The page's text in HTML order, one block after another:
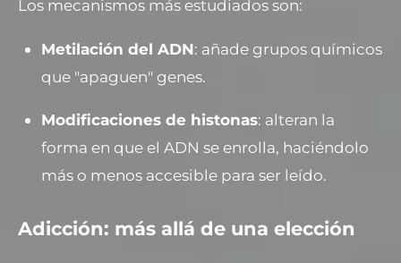
Los mecanismos más estudiados son:
Metilación del ADN: añade grupos químicos
que "apaguen" genes.
Modificaciones de histonas: alteran la
forma en que el ADN se enrolla, haciéndolo
más o menos accesible para ser leído.
Adicción: más allá de una elección